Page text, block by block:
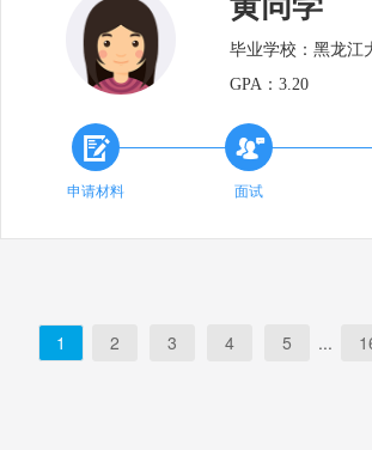
毕业学校： 黑龙江
GPA： 3.20

申请材料

面试
1 2 3 4 5 ...